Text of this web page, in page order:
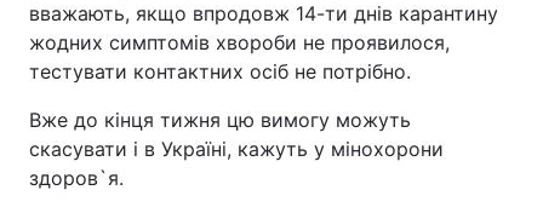
Архів Вакансії
Контакти
Послуги
вважають, якщо впродовж 14-ти днів карантину
жодних симптомів хвороби не проявилося,
тестувати контактних осіб не потрібно.
Вже до кінця тижня цю вимогу можуть
скасувати і в Україні, кажуть у мінохорони
здоров`я.